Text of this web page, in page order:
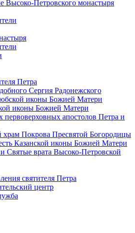
Высоко-Петровского монастыря
Петра
Сергия Радонежского
иконы Божией Матери
иконы Божией Матери
первоверховных апостолов Петра и
храм Покрова Пресвятой Богородицы
Казанской иконы Божией Матери
Святые врата Высоко-Петровской
святителя Петра
центр